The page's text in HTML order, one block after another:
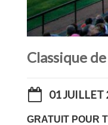
Classique
01 JUILLET
GRATUIT POUR